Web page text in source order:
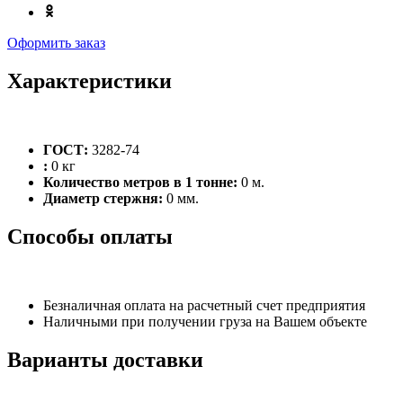
Оформить заказ
Характеристики
ГОСТ: 3282-74
: 0 кг
Количество метров в 1 тонне: 0 м.
Диаметр стержня: 0 мм.
Способы оплаты
Безналичная оплата на расчетный счет предприятия
Наличными при получении груза на Вашем объекте
Варианты доставки